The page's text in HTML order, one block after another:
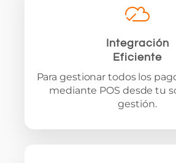
Integración
Eficiente
Para gestionar todos los
mediante POS desde tu
gestión.